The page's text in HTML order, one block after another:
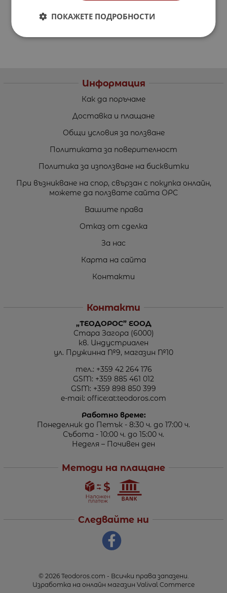
Информация
Как да поръчаме
Доставка и плащане
Общи условия за ползване
Политиката за поверителност
Политика за използване на бисквитки
При възникване на спор, свързан с покупка онлайн,
можете да ползвате сайта ОРС
Вашите права
Отказ от сделка
За нас
Карта на сайта
Контакти
Контакти
„ТЕОДОРОС” ЕООД
Стара Загора (6000)
кв. Индустриален
ул. Пружинна №9, магазин №10
тел.: +359 42 264 176
GSM: +359 885 461 012
GSM: +359 898 850 399
e-mail: office:at:teodoros.com
Работно време:
Понеделник до Петък - 8:30 ч. до 17:00 ч.
Събота - 10:00 ч. до 15:00 ч.
Неделя – Почивен ден
Методи на плащане
Следвайте ни
© 2026 Teodoros.com - Всички права запазени.
Изработка на онлайн магазин Valival Commerce
ПОКАЖЕТЕ ПОДРОБНОСТИ